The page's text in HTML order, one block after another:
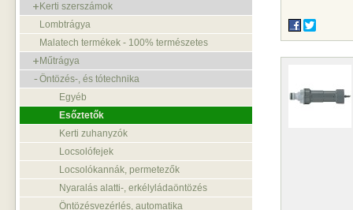
Kerti szerszámok
Lombtrágya
Malatech termékek - 100% természetes
Műtrágya
Öntözés-, és tótechnika
Egyéb
Esőztetők
Kerti zuhanyzók
Locsolófejek
Locsolókannák, permetezők
Nyaralás alatti-, erkélyládaöntözés
Öntözésvezérlés, automatika